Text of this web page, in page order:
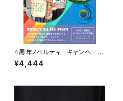
4周年ノベルティーキャンペーン
開催中！
¥4,444